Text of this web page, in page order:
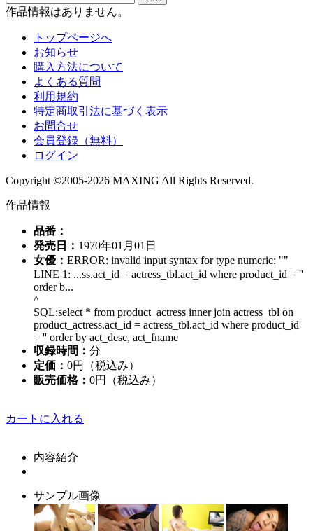
作品情報はありません。
トップページへ
お知らせ
購入方法について
よくある質問
利用規約
特定商取引法に基づく表示
お問合せ
会員登録（無料）
ログイン
Copyright ©2005-2026 MAXING All Rights Reserved.
作品情報
品番：
発売日： 1970年01月01日
女優： ERROR: invalid input syntax for type numeric: ""
LINE 1: ...ss.act_id = actress_tbl.act_id where product_id = ''
order b...
^
SQL:select * from product_actress inner join actress_tbl on
product_actress.act_id = actress_tbl.act_id where product_id
= '' order by act_desc, act_fname
収録時間： 分
定価： 0円（税込み）
販売価格： 0円 （税込み）
カートに入れる
内容紹介
サンプル画像